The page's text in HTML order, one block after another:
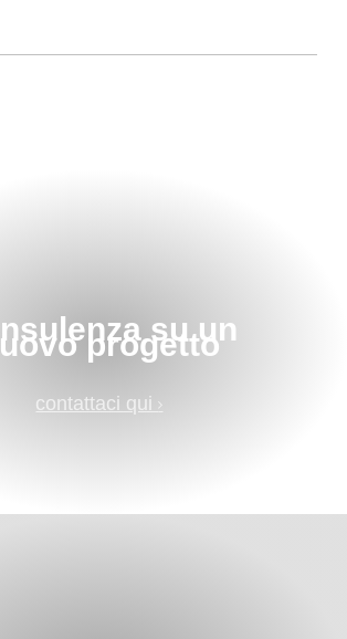
su un
progetto
contattaci qui